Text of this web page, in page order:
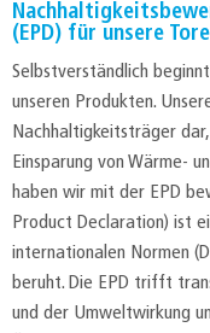
(EPD) für unsere Tore
Selbstverständlich
unseren Produkten.
Nachhaltigkeitsträger
Einsparung von Wärme-
haben wir mit der EPD
Product Declaration) ist
internationalen Normen
beruht. Die EPD trifft
und der Umweltwirkung